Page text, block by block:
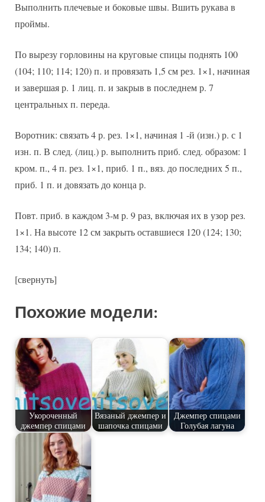
Выполнить плечевые и боковые швы. Вшить рукава в
проймы.
По вырезу горловины на круговые спицы поднять 100
(104; 110; 114; 120) п. и провязать 1,5 см рез. 1×1, начиная
и завершая р. 1 лиц. п. и закрыв в последнем р. 7
центральных п. переда.
Воротник: связать 4 р. рез. 1×1, начиная 1 -й (изн.) р. с 1
изн. п. В след. (лиц.) р. выполнить приб. след. образом: 1
кром. п., 4 п. рез. 1×1, приб. 1 п., вяз. до последних 5 п.,
приб. 1 п. и довязать до конца р.
Повт. приб. в каждом 3-м р. 9 раз, включая их в узор рез.
1×1. На высоте 12 см закрыть оставшиеся 120 (124; 130;
134; 140) п.
[свернуть]
Похожие модели:
Укороченный
джемпер спицами
Вязаный джемпер и
шапочка спицами
Джемпер спицами
Голубая лагуна